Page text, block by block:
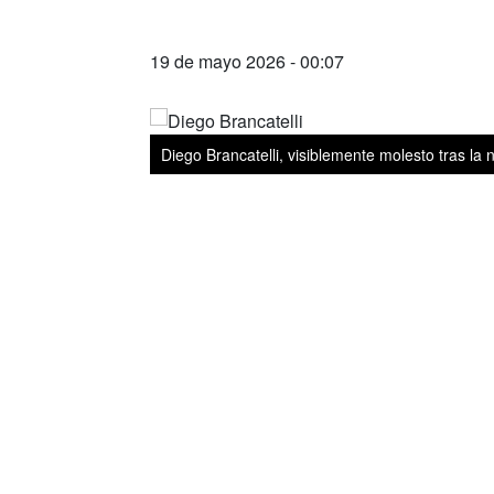
19 de mayo 2026 - 00:07
Diego Brancatelli, visiblemente molesto tras la